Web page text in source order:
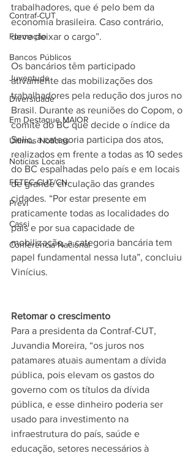
Contraf-CUT
Formação
Bancos Públicos
Juventude
Diversidade
Em Destaque MAIOR
Últimas Notícias
Notícias Locais
FETEC-CUT/CN
Previ
Cassi
Conferência Nacional
trabalhadores, que é pelo bem da
economia brasileira. Caso contrário,
deve deixar o cargo”.
Os bancários têm participado
ativamente das mobilizações dos
trabalhadores pela redução dos juros no
Brasil. Durante as reuniões do Copom, o
comitê do BC que decide o índice da
Selic, a categoria participa dos atos,
realizados em frente a todas as 10 sedes
do BC espalhadas pelo país e em locais
de grande circulação das grandes
cidades. “Por estar presente em
praticamente todas as localidades do
país e por sua capacidade de
mobilização, a categoria bancária tem
papel fundamental nessa luta”, concluiu
Vinícius.
Retomar o crescimento
Para a presidenta da Contraf-CUT,
Juvandia Moreira, “os juros nos
patamares atuais aumentam a dívida
pública, pois elevam os gastos do
governo com os títulos da dívida
pública, e esse dinheiro poderia ser
usado para investimento na
infraestrutura do país, saúde e
educação, setores necessários à